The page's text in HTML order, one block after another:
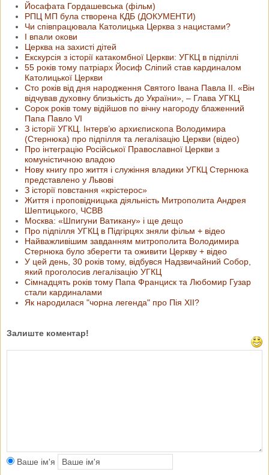
Йосафата Гордашевська (фільм)
РПЦ МП була створена КДБ (ДОКУМЕНТИ)
Чи співпрацювала Католицька Церква з нацистами?
І впали окови
Церква на захисті дітей
Екскурсія з історії катакомбної Церкви: УГКЦ в підпіллі
55 років тому патріарх Йосиф Сліпий став кардиналом
Католицької Церкви
Сто років від дня народження Святого Івана Павла ІІ. «Він
відчував духовну близькість до України», – Глава УГКЦ
Сорок років тому відійшов по вічну нагороду блаженний
Папа Павло VI
З історії УГКЦ. Інтерв’ю архиєпископа Володимира
(Стернюка) про підпілля та легалізацію Церкви (відео)
Про інтеграцію Російської Православної Церкви з
комуністичною владою
Нову книгу про життя і служіння владики УГКЦ Стернюка
представлено у Львові
З історії повстання «крістерос»
Життя і проповідницька діяльність Митрополита Андрея
Шептицького, ЧСВВ
Москва: «Шпигуни Ватикану» і ще дещо
Про підпілля УГКЦ в Підгірцях зняли фільм + відео
Найважливішим завданням митрополита Володимира
Стернюка було зберегти та оживити Церкву + відео
У цей день, 30 років тому, відбувся Надзвичайний Собор,
який проголосив легалізацію УГКЦ
Сімнадцять років тому Папа Франциск та Любомир Гузар
стали кардиналами
Як народилася "чорна легенда" про Пія XII?
Залиште коментар!
Ваше ім'я